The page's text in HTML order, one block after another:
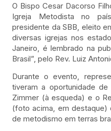
O Bispo Cesar Dacorso
Igreja Metodista no
presidente da SBB, eleito
diversas igrejas nos
Janeiro, é lembrado na
Brasil”, pelo Rev. Luiz
Durante o evento,
tiveram a oportunidade de
Zimmer (à esqueda) e o
(foto acima, em destaque)
de metodismo em terras